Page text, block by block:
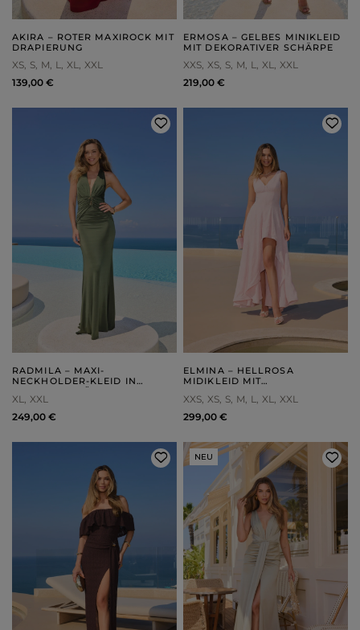
AKIRA – ROTER MAXIROCK MIT
DRAPIERUNG
XS S M L XL XXL
139,00 €
ERMOSA – GELBES MINIKLEID
MIT DEKORATIVER SCHÄRPE
XXS XS S M L XL XXL
219,00 €
RADMILA – MAXI-
NECKHOLDER-KLEID IN
XL
XXL
249,00 €
ELMINA – HELLROSA
MIDIKLEID MIT
XXS XS S M L XL
XXL
299,00 €
NEU